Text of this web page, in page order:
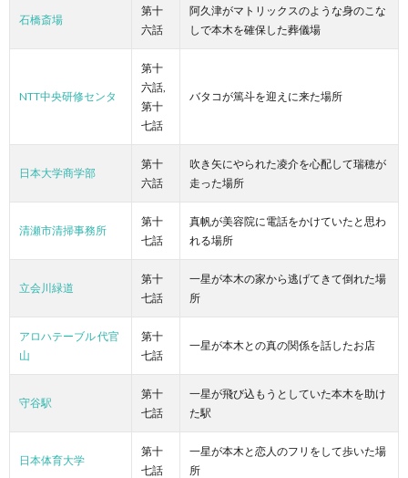
石橋斎場
第十
六話
阿久津がマトリックスのような身のこな
しで本木を確保した葬儀場
NTT中央研修センタ
第十
六話,
第十
七話
バタコが篤斗を迎えに来た場所
日本大学商学部
第十
六話
吹き矢にやられた凌介を心配して瑞穂が
走った場所
清瀬市清掃事務所
第十
七話
真帆が美容院に電話をかけていたと思わ
れる場所
立会川緑道
第十
七話
一星が本木の家から逃げてきて倒れた場
所
アロハテーブル 代官
山
第十
七話
一星が本木との真の関係を話したお店
守谷駅
第十
七話
一星が飛び込もうとしていた本木を助け
た駅
日本体育大学
第十
七話
一星が本木と恋人のフリをして歩いた場
所